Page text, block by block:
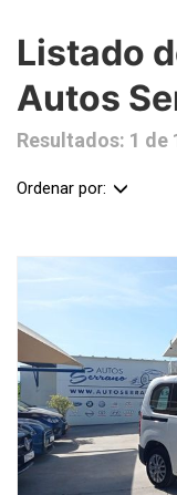
Listado
Autos
Resultados: 1 de
Ordenar por: